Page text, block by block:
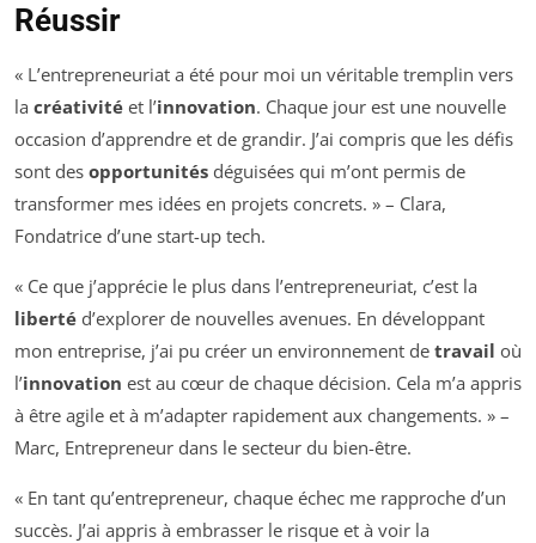
Réussir
« L’entrepreneuriat a été pour moi un véritable tremplin vers
la créativité et l’innovation. Chaque jour est une nouvelle
occasion d’apprendre et de grandir. J’ai compris que les défis
sont des opportunités déguisées qui m’ont permis de
transformer mes idées en projets concrets. » – Clara,
Fondatrice d’une start-up tech.
« Ce que j’apprécie le plus dans l’entrepreneuriat, c’est la
liberté d’explorer de nouvelles avenues. En développant
mon entreprise, j’ai pu créer un environnement de travail où
l’innovation est au cœur de chaque décision. Cela m’a appris
à être agile et à m’adapter rapidement aux changements. » –
Marc, Entrepreneur dans le secteur du bien-être.
« En tant qu’entrepreneur, chaque échec me rapproche d’un
succès. J’ai appris à embrasser le risque et à voir la